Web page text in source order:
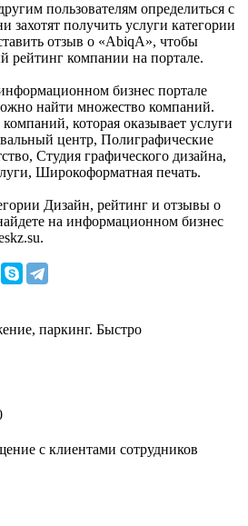
пользователям определиться с
захотят получить услуги категории
отзыв о «AbiqA», чтобы
рейтинг компании на портале.
бизнес портале
найти множество компаний.
которая оказывает услуги
центр, Полиграфические
Студия графического дизайна,
Широкоформатная печать.
Дизайн, рейтинг и отзывы о
на информационном бизнес
паркинг. Быстро
с клиентами сотрудников